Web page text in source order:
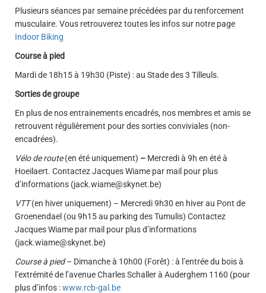
Plusieurs séances par semaine précédées par du renforcement
musculaire. Vous retrouverez toutes les infos sur notre page
Indoor Biking
Course à pied
Mardi de 18h15 à 19h30 (Piste) : au Stade des 3 Tilleuls.
Sorties de groupe
En plus de nos entrainements encadrés, nos membres et amis se
retrouvent régulièrement pour des sorties conviviales (non-
encadrées).
Vélo de route(en été uniquement) – Mercredi à 9h en été à
Hoeilaert. Contactez Jacques Wiame par mail pour plus
d’informations (jack.wiame@skynet.be)
VTT(en hiver uniquement) – Mercredi 9h30 en hiver au Pont de
Groenendael (ou 9h15 au parking des Tumulis) Contactez
Jacques Wiame par mail pour plus d’informations
(jack.wiame@skynet.be)
Course à pied– Dimanche à 10h00 (Forêt) : à l’entrée du bois à
l’extrémité de l’avenue Charles Schallerà Auderghem 1160 (pour
plus d’infos :www.rcb-gal.be